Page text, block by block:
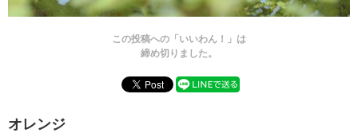
この投稿への「いいわん！」は
締め切りました。
オレンジ